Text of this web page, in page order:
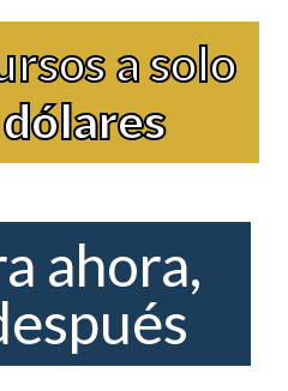
a solo
ahora,